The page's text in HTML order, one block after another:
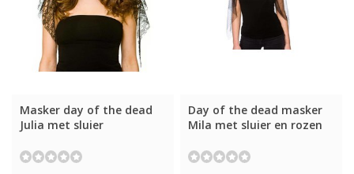
Masker day of the dead
Julia met sluier
Day of the dead masker
Mila met sluier en rozen